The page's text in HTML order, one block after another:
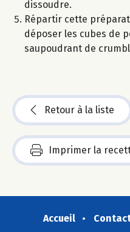
dissoudre.
Répartir cette
déposer les cubes de
saupoudrant de
Retour à la liste
Imprimer la
Accueil